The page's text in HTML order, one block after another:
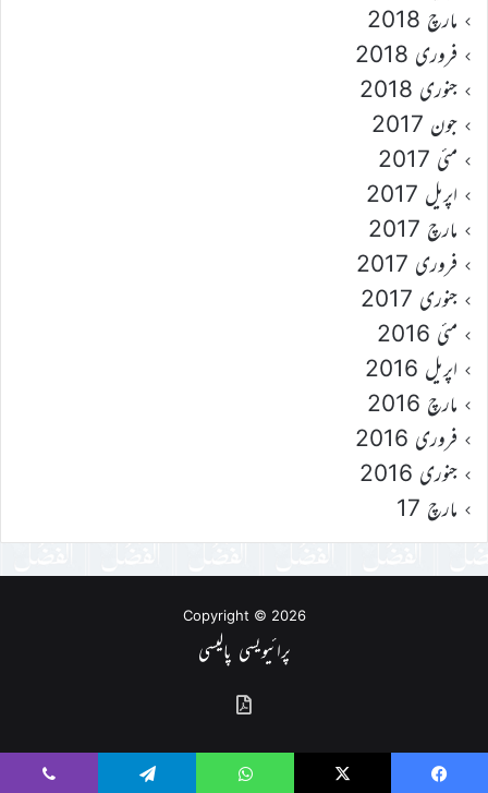
مارچ 2018
فروری 2018
جنوری 2018
جون 2017
مئی 2017
اپریل 2017
مارچ 2017
فروری 2017
جنوری 2017
مئی 2016
اپریل 2016
مارچ 2016
فروری 2016
جنوری 2016
مارچ 17
Copyright © 2026
پرائیویسی پالیسی
گذشتہ
شمارے